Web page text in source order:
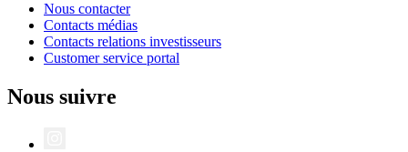
Nous contacter
Contacts médias
Contacts relations investisseurs
Customer service portal
Nous suivre